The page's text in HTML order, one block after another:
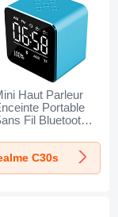
Haut Parleur
Portable
Fil Bluetooth
Realme C30s
C30s